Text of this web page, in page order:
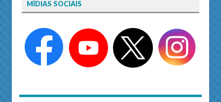
MÍDIAS SOCIAIS